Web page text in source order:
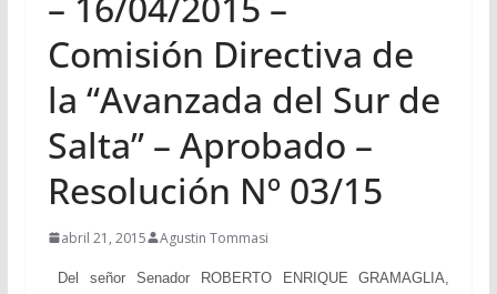
Comisión Directiva de
la “Avanzada del Sur de
Salta” – Aprobado –
Resolución Nº 03/15
abril 21, 2015 Agustin Tommasi
Del señor Senador ROBERTO ENRIQUE GRAMAGLIA,